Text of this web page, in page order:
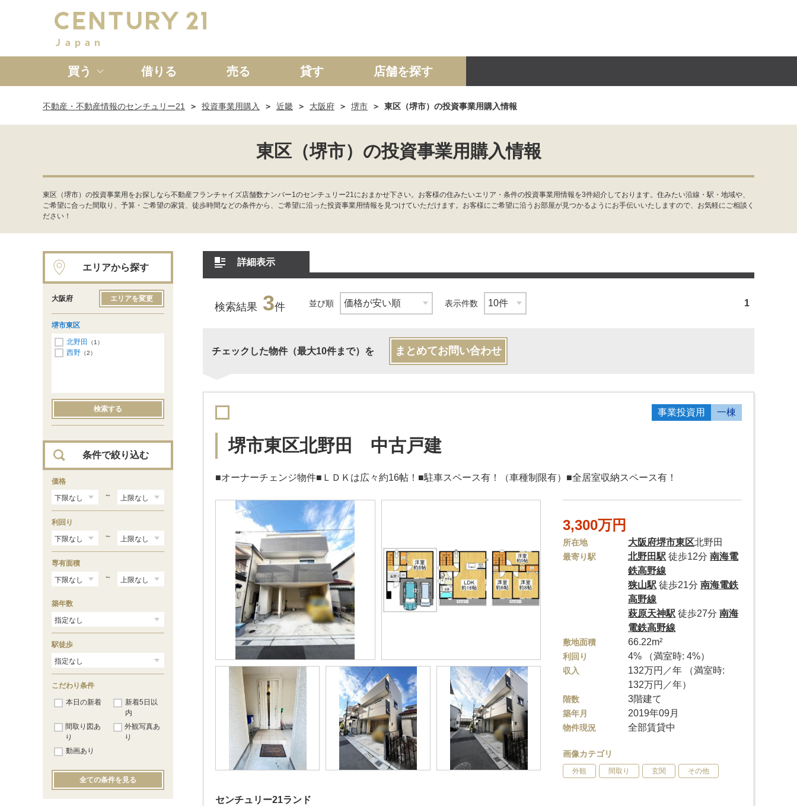
買う
新築一戸建て 中古一戸建て マンション 土地 事業投資用
借りる 売る 貸す 店舗を探す
不動産・不動産情報のセンチュリー21 投資事業用購入 近畿 大阪府 堺市 東区（堺市）の投資事業用購入情報
東区（堺市）の投資事業用購入情報
東区（堺市）の投資事業用をお探しなら不動産フランチャイズ店舗数ナンバー1のセンチュリー21におまかせ下さい。お客様の住みたいエリア・条件の投資事業用情報を3件紹介しております。住みたい沿線・駅・地域や、
ご希望に合った間取り、予算・ご希望の家賃、徒歩時間などの条件から、ご希望に沿った投資事業用情報を見つけていただけます。お客様にご希望に沿うお部屋が見つかるようにお手伝いいたしますので、お気軽にご相談く
ださい！
詳細表示
検索結果 3件 並び順 表示件数 1
チェックした物件（最大10件まで）を まとめてお問い合わせ
事業投資用 一棟
堺市東区北野田 中古戸建
■オーナーチェンジ物件■ＬＤＫは広々約16帖！■駐車スペース有！（車種制限有）■全居室収納スペース有！
3,300万円
所在地 大阪府堺市東区北野田
最寄り駅 北野田駅 徒歩12分南海電
鉄高野線
狭山駅 徒歩21分南海電鉄
高野線
萩原天神駅 徒歩27分南海
電鉄高野線
敷地面積 66.22m²
利回り 4% （満室時: 4%）
収入
132万円／年 （満室時:
132万円／年）
階数 3階建て
築年月 2019年09月
物件現況 全部賃貸中
画像カテゴリ
外観 間取り 玄関 その他
センチュリー21ランド
エリアから探す
大阪府 エリアを変更
堺市東区
北野田
（1）
西野 （2）
検索する
条件で絞り込む
価格
～
利回り
～
専有面積
～
築年数
駅徒歩
こだわり条件
本日の新着
新着5日以
内
間取り図あ
り
外観写真あ
り
動画あり
全ての条件を見る